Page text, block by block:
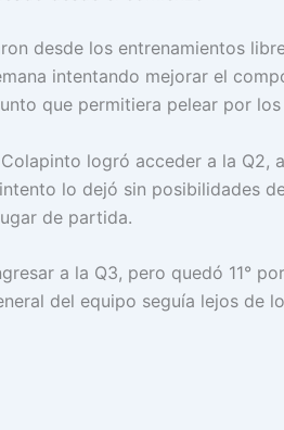
desde los entrenamientos
intentando mejorar el
que permitiera pelear por
logró acceder a la Q2,
lo dejó sin posibilidades
de partida.
a la Q3, pero quedó 11°
del equipo seguía lejos de